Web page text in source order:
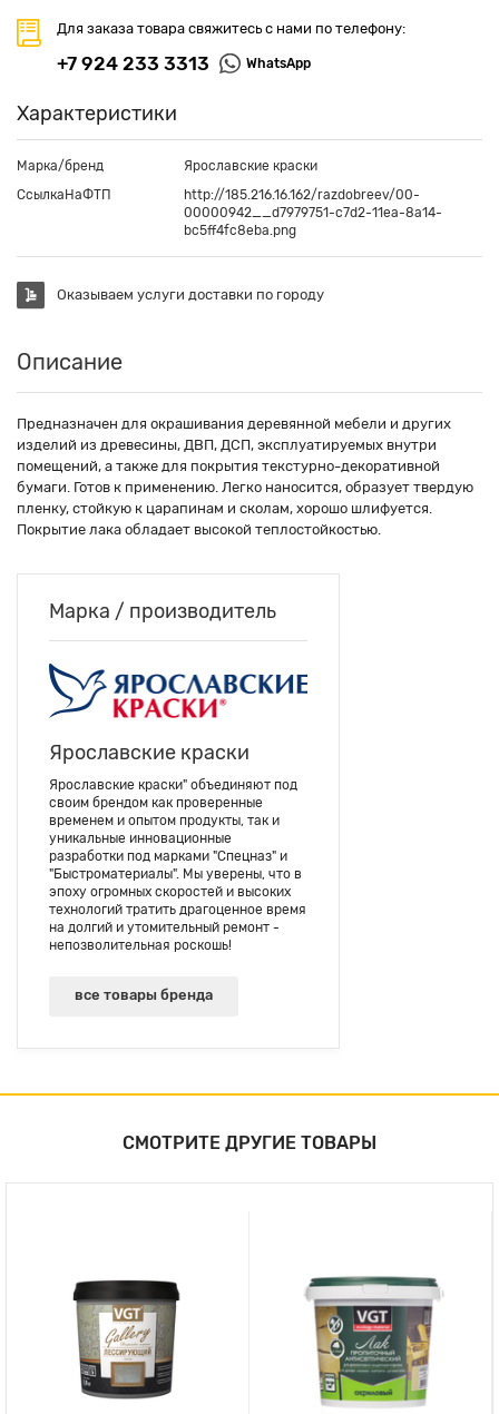
Для заказа товара свяжитесь с нами по телефону:
+7 924 233 3313 WhatsApp
Характеристики
Марка/бренд
Ярославские краски
СсылкаНаФТП
http://185.216.16.162/razdobreev/00-
00000942__d7979751-c7d2-11ea-8a14-
bc5ff4fc8eba.png
Оказываем услуги доставки по городу
Описание
Предназначен для окрашивания деревянной мебели и других
изделий из древесины, ДВП, ДСП, эксплуатируемых внутри
помещений, а также для покрытия текстурно-декоративной
бумаги. Готов к применению. Легко наносится, образует твердую
пленку, стойкую к царапинам и сколам, хорошо шлифуется.
Покрытие лака обладает высокой теплостойкостью.
Марка / производитель
Ярославские краски
Ярославские краски" объединяют под
своим брендом как проверенные
временем и опытом продукты, так и
уникальные инновационные
разработки под марками "Спецназ" и
"Быстроматериалы". Мы уверены, что в
эпоху огромных скоростей и высоких
технологий тратить драгоценное время
на долгий и утомительный ремонт -
непозволительная роскошь!
все товары бренда
СМОТРИТЕ ДРУГИЕ ТОВАРЫ